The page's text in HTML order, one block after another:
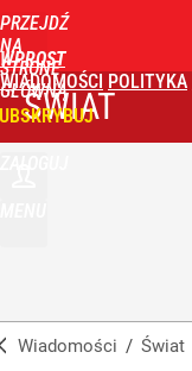
PRZEJDŹ
NA
STRONĘ
GŁÓWNĄ
WPROST
WIADOMOŚCI POLITYKA
ŚWIAT
Wiadomości / Świat